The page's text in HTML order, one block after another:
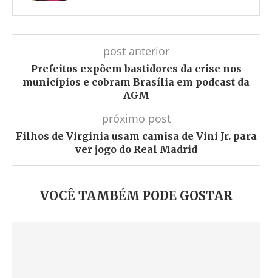
post anterior
Prefeitos expõem bastidores da crise nos
municípios e cobram Brasília em podcast da
AGM
próximo post
Filhos de Virginia usam camisa de Vini Jr. para
ver jogo do Real Madrid
VOCÊ TAMBÉM PODE GOSTAR